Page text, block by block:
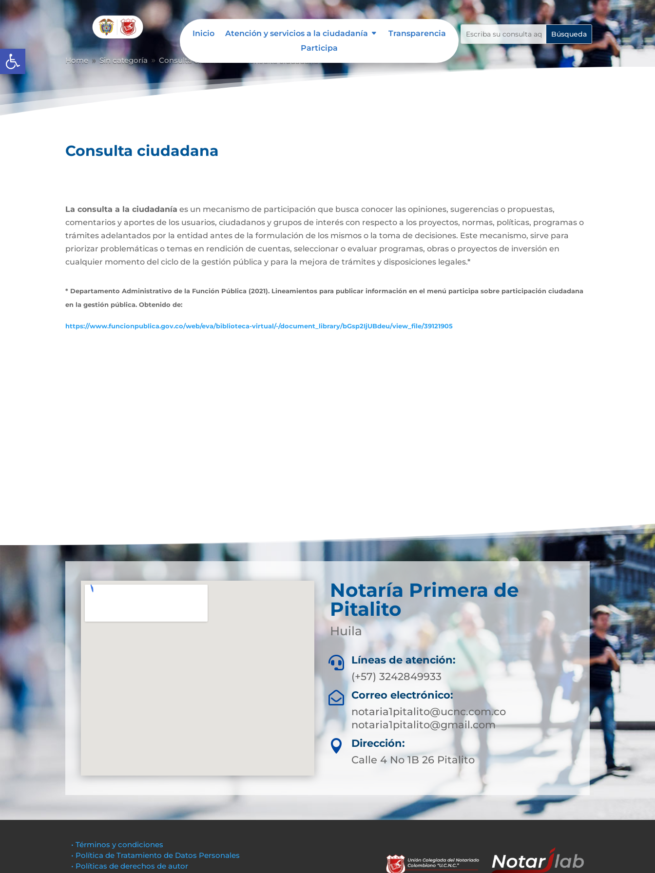
Abrir barra de herramientas
Inicio Atención y servicios a la ciudadanía
Transparencia
Participa
Home 9 Sin categoría 9 Consulta ciudadana
Consulta ciudadana
La consulta a la ciudadanía es un mecanismo de participación que busca conocer las opiniones, sugerencias o propuestas,
comentarios y aportes de los usuarios, ciudadanos y grupos de interés con respecto a los proyectos, normas, políticas, programas o
trámites adelantados por la entidad antes de la formulación de los mismos o la toma de decisiones. Este mecanismo, sirve para
priorizar problemáticas o temas en rendición de cuentas, seleccionar o evaluar programas, obras o proyectos de inversión en
cualquier momento del ciclo de la gestión pública y para la mejora de trámites y disposiciones legales.*
* Departamento Administrativo de la Función Pública (2021). Lineamientos para publicar información en el menú participa sobre participación ciudadana
en la gestión pública. Obtenido de:
https://www.funcionpublica.gov.co/web/eva/biblioteca-virtual/-/document_library/bGsp2IjUBdeu/view_file/39121905
Notaría Primera de
Pitalito
Huila

Líneas de atención:
(+57) 3242849933

Correo electrónico:
notaria1pitalito@ucnc.com.co
notaria1pitalito@gmail.com

Dirección:
Calle 4 No 1B 26 Pitalito
• Términos y condiciones
• Política de Tratamiento de Datos Personales
• Políticas de derechos de autor